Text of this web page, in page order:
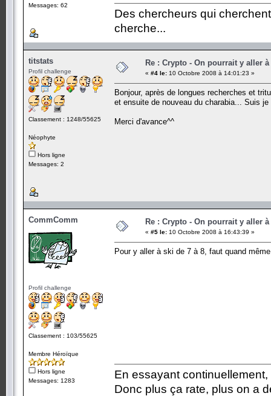
Messages: 62
Des chercheurs qui
cherche...
titstats
Profil challenge
Classement : 1248/55625
Néophyte
Hors ligne
Messages: 2
Re : Crypto - On pourrait y aller
« #4 le: 10 Octobre 2008 à 14:01:23 »
Bonjour, après de longues recherches et
et ensuite de nouveau du charabia... Suis
Merci d'avance^^
CommComm
Profil challenge
Classement : 103/55625
Membre Héroïque
Hors ligne
Messages: 1283
Re : Crypto - On pourrait y aller
« #5 le: 10 Octobre 2008 à 16:43:39 »
Pour y aller à ski de 7 à 8, faut quand
En essayant
Donc plus ça rate, plus on a